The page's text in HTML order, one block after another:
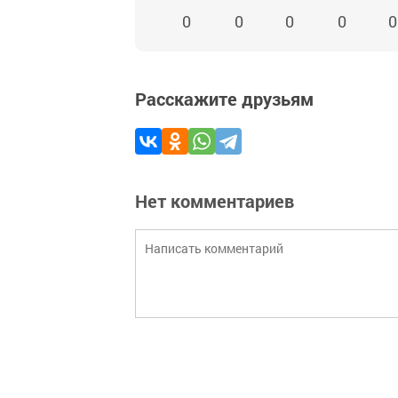
0 0 0 0 0
Расскажите друзьям
Нет комментариев